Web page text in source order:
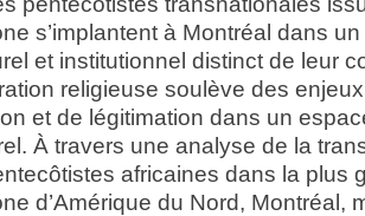
s’implantent à Montréal dans
et institutionnel distinct de leur
religieuse soulève des
et de légitimation dans un
À travers une analyse de la
africaines dans la plus
d’Amérique du Nord, Montréal,